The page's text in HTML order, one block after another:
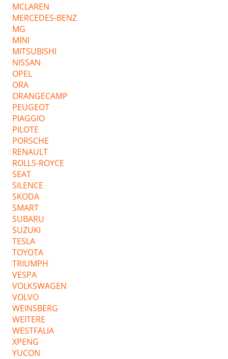
MCLAREN
MERCEDES-BENZ
MG
MINI
MITSUBISHI
NISSAN
OPEL
ORA
ORANGECAMP
PEUGEOT
PIAGGIO
PILOTE
PORSCHE
RENAULT
ROLLS-ROYCE
SEAT
SILENCE
SKODA
SMART
SUBARU
SUZUKI
TESLA
TOYOTA
TRIUMPH
VESPA
VOLKSWAGEN
VOLVO
WEINSBERG
WEITERE
WESTFALIA
XPENG
YUCON